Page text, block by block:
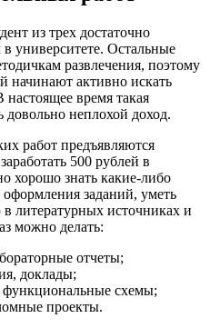
из трех достаточно
в университете. Остальные
развлечения, поэтому
начинают активно искать
настоящее время такая
довольно неплохой доход.
работ предъявляются
500 рублей в
хорошо знать какие-либо
заданий, уметь
литературных источниках и
можно делать:
отчеты;
доклады;
схемы;
проекты.